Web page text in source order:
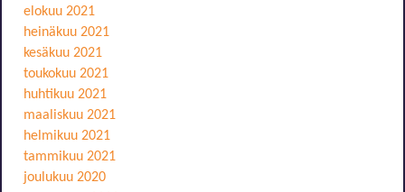
elokuu 2021
heinäkuu 2021
kesäkuu 2021
toukokuu 2021
huhtikuu 2021
maaliskuu 2021
helmikuu 2021
tammikuu 2021
joulukuu 2020